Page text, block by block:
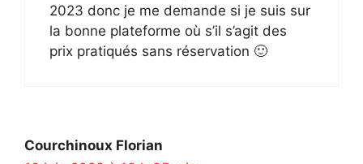
2023 donc je me demande si je suis sur
la bonne plateforme où s’il s’agit des
prix pratiqués sans réservation 🙂
Courchinoux Florian